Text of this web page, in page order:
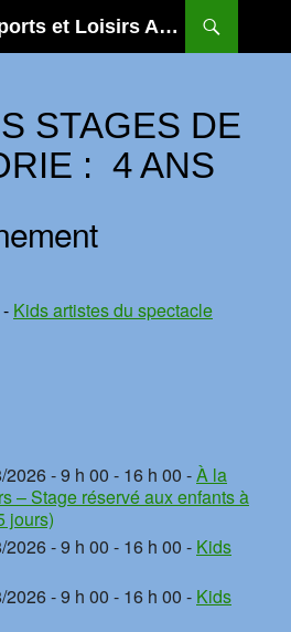
Hannut Education Sports et Loisirs ASBL
STAGES DE
: 4 ANS
Kids artistes du spectacle
- 9 h 00 - 16 h 00 -À la
– Stage réservé aux enfants à
jours)
- 9 h 00 - 16 h 00 - Kids
- 9 h 00 - 16 h 00 - Kids